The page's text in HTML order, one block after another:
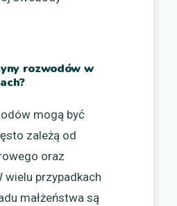
rozwodów w
mogą być
zależą od
oraz
wielu przypadkach
małżeństwa są